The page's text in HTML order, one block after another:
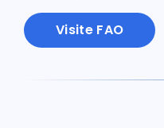
Visite FAO